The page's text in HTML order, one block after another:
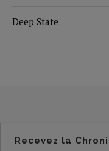
Deep State
Recevez la